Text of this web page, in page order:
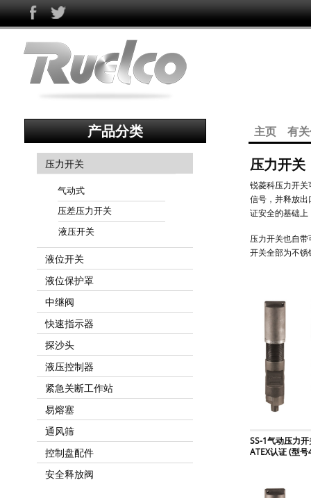
主页 有
压力开关
锐菱科压力开
信号，并释放
证安全的基础
压力开关也自
开关全部为不
SS-1气动压力
ATEX认证 (型
产品分类
压力开关
气动式
压差压力开关
液压开关
液位开关
液位保护罩
中继阀
快速指示器
探沙头
液压控制器
紧急关断工作站
易熔塞
通风筛
控制盘配件
安全释放阀